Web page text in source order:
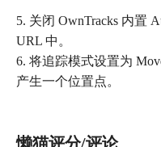
5. 关闭 OwnTracks 内置
URL 中。
6. 将追踪模式设置为
懒猫评分/评论